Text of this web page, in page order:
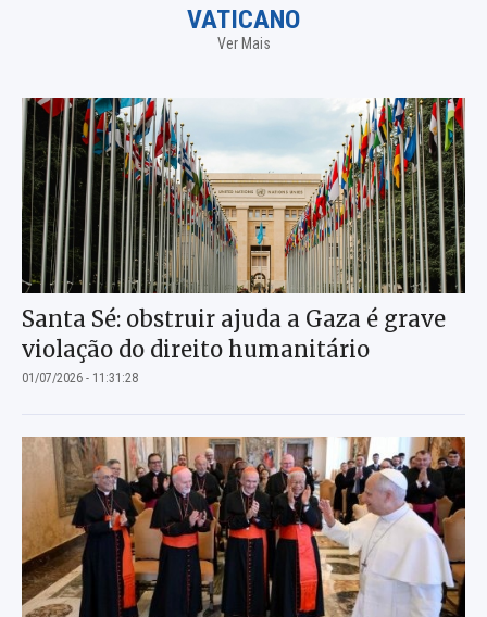
VATICANO
Ver Mais
Santa Sé: obstruir ajuda a Gaza é grave
violação do direito humanitário
01/07/2026 - 11:31:28